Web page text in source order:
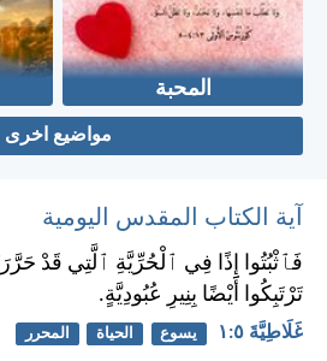
المحبة
مواضيع اخرى
آية الكتاب المقدس اليومية
فَٱثْبُتُوا إِذًا فِي ٱلْحُرِّيَّةِ ٱلَّتِي قَدْ
تَرْتَبِكُوا أَيْضًا بِنِيرِ عُبُودِيَّةٍ.
غَلَاطِيَّةَ ٥:‏١ يسوع الحياة المحرر